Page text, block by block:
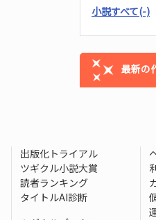
小説すべて(-)
最新の
出版化トライアル
ツギクル小説大賞
読者ランキング
タイトルAI診断